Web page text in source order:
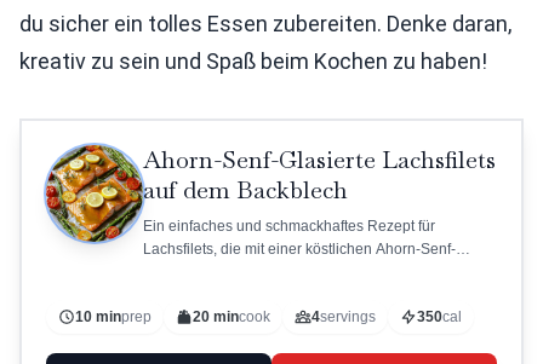
du sicher ein tolles Essen zubereiten. Denke daran,
kreativ zu sein und Spaß beim Kochen zu haben!
Ahorn-Senf-Glasierte Lachsfilets
auf dem Backblech
Ein einfaches und schmackhaftes Rezept für
Lachsfilets, die mit einer köstlichen Ahorn-Senf-
10 minprep 20 mincook 4servings 350cal